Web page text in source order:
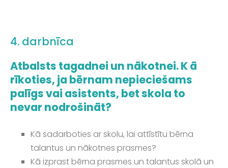
4. darbnīca
Atbalsts tagadnei un nākotnei. Kā
rīkoties, ja bērnam nepieciešams
palīgs vai asistents, bet skola to
nevar nodrošināt?
Kā sadarboties ar skolu, lai attīstītu bērna
talantus un nākotnes prasmes?
Kā izprast bērna prasmes un talantus skolā un